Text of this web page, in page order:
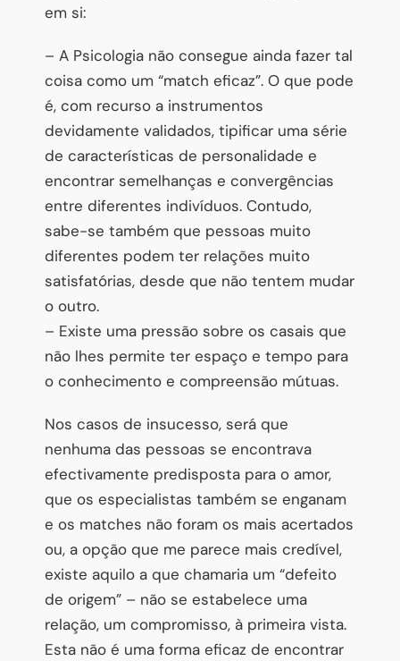
em si:
– A Psicologia não consegue ainda fazer tal
coisa como um “match eficaz”. O que pode
é, com recurso a instrumentos
devidamente validados, tipificar uma série
de características de personalidade e
encontrar semelhanças e convergências
entre diferentes indivíduos. Contudo,
sabe-se também que pessoas muito
diferentes podem ter relações muito
satisfatórias, desde que não tentem mudar
o outro.
– Existe uma pressão sobre os casais que
não lhes permite ter espaço e tempo para
o conhecimento e compreensão mútuas.
Nos casos de insucesso, será que
nenhuma das pessoas se encontrava
efectivamente predisposta para o amor,
que os especialistas também se enganam
e os matches não foram os mais acertados
ou, a opção que me parece mais credível,
existe aquilo a que chamaria um “defeito
de origem” – não se estabelece uma
relação, um compromisso, à primeira vista.
Esta não é uma forma eficaz de encontrar